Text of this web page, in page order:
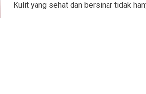
Kulit yang sehat dan bersinar tidak